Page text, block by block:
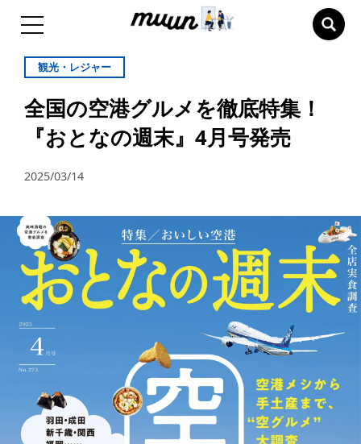
観光・レジャー
全国の空港グルメを徹底特集！
『おとなの週末』4月号発売
2025/03/14